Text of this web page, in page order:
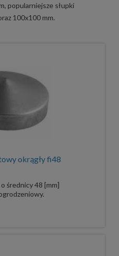
popularniejsze słupki
100x100 mm.
okrągły fi48
średnicy 48 [mm]